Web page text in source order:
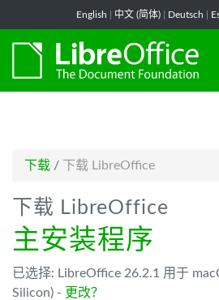
English 中文 (简体) Deutsch
下载 / 下载 LibreOffice
下载 LibreOffice
主安装程序
已选择: LibreOffice 26.2.1 用于
Silicon) - 更改？